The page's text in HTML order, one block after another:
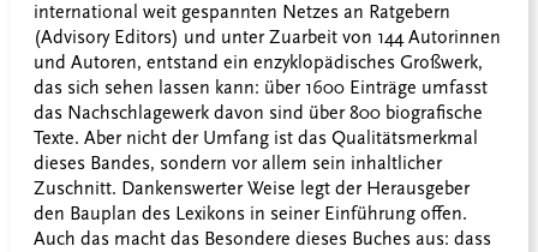
international weit gespannten Netzes an Ratgebern
(Advisory Editors) und unter Zuarbeit von 144 Autorinnen
und Autoren, entstand ein enzyklopädisches Großwerk,
das sich sehen lassen kann: über 1600 Einträge umfasst
das Nachschlagewerk davon sind über 800 biografische
Texte. Aber nicht der Umfang ist das Qualitätsmerkmal
dieses Bandes, sondern vor allem sein inhaltlicher
Zuschnitt. Dankenswerter Weise legt der Herausgeber
den Bauplan des Lexikons in seiner Einführung offen.
Auch das macht das Besondere dieses Buches aus: dass